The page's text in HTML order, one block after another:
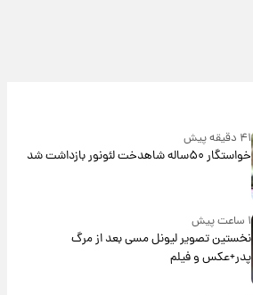
۴۱ دقیقه پیش
خواستگار ۵۰ساله شاهدخت لئونور بازداشت شد
۱ ساعت پیش
نخستین تصویر لیونل مسی بعد از مرگ
پدر+عکس و فیلم